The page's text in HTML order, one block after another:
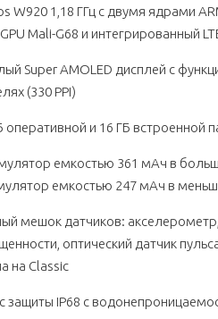
W920 1,18 ГГц с двумя ядрами
Mali-G68 и интегрированный
Super AMOLED дисплей с
(330 PPI)
оперативной и 16 ГБ встроенной
емкостью 361 мАч в
емкостью 247 мАч в
мешок датчиков:
оптический датчик
на Classic
защиты IP68 с